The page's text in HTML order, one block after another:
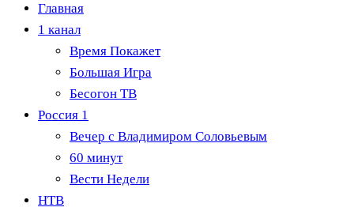
Главная
1 канал
Время Покажет
Большая Игра
Бесогон ТВ
Россия 1
Вечер с Владимиром Соловьевым
60 минут
Вести Недели
НТВ